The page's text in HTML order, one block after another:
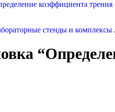
стенды и комплексы